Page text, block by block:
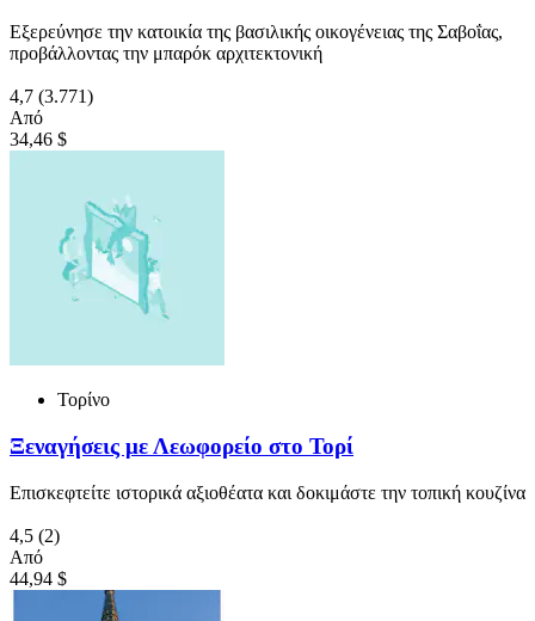
Εξερεύνησε την κατοικία της βασιλικής οικογένειας της Σαβοΐας,
προβάλλοντας την μπαρόκ αρχιτεκτονική
4,7 (3.771)
Από
34,46 $
Τορίνο
Ξεναγήσεις με Λεωφορείο στο Τορί
Επισκεφτείτε ιστορικά αξιοθέατα και δοκιμάστε την τοπική κουζίνα
4,5 (2)
Από
44,94 $